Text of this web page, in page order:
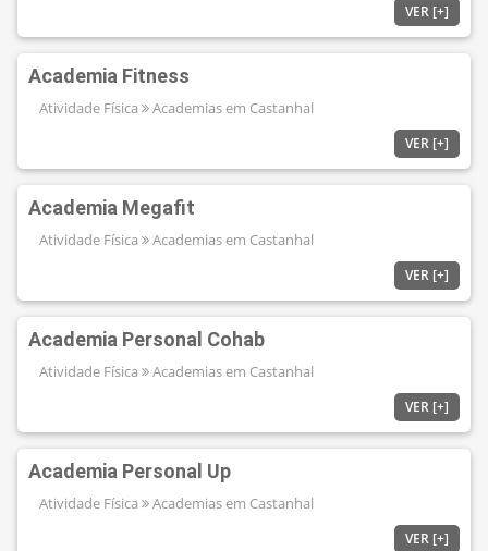
VER [+]
Academia Fitness
Atividade Física Academias em Castanhal
VER [+]
Academia Megafit
Atividade Física Academias em Castanhal
VER [+]
Academia Personal Cohab
Atividade Física Academias em Castanhal
VER [+]
Academia Personal Up
Atividade Física Academias em Castanhal
VER [+]